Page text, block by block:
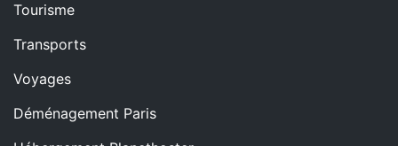
Tourisme
Transports
Voyages
Déménagement Paris